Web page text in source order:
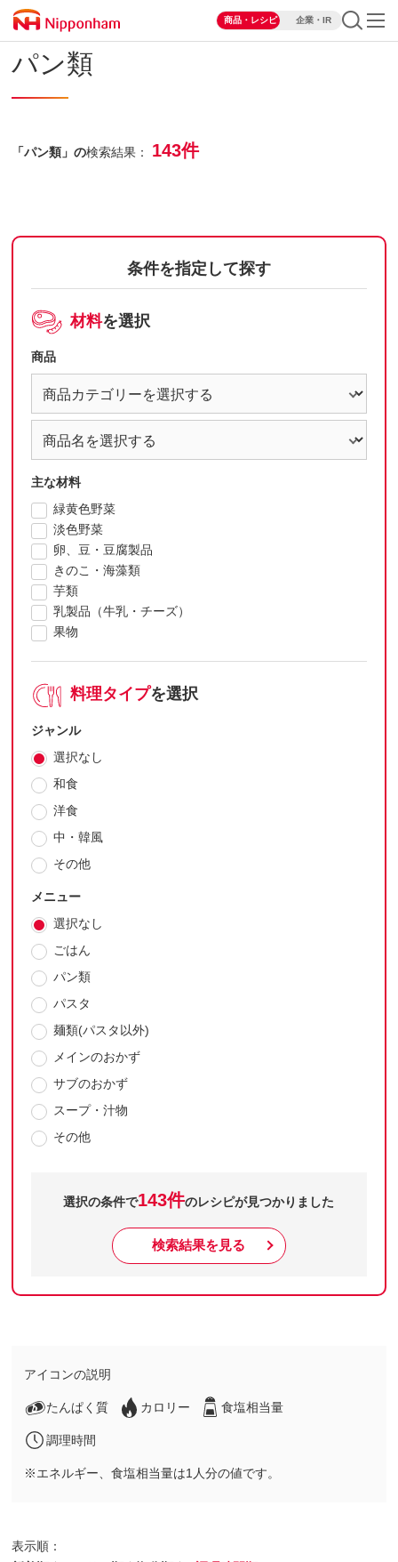
商品・レシピ 企業・IR
パン類
「パン類」の検索結果： 143件
条件を指定して探す
材料を選択
商品
主な材料
緑黄色野菜
淡色野菜
卵、豆・豆腐製品
きのこ・海藻類
芋類
乳製品（牛乳・チーズ）
果物
料理タイプを選択
ジャンル
選択なし
和食
洋食
中・韓風
その他
メニュー
選択なし
ごはん
パン類
パスタ
麺類(パスタ以外)
メインのおかず
サブのおかず
スープ・汁物
その他
選択の条件で143件のレシピが見つかりました
検索結果を見る
アイコンの説明
たんぱく質 カロリー 食塩相当量
調理時間
※エネルギー、食塩相当量は1人分の値です。
表示順：